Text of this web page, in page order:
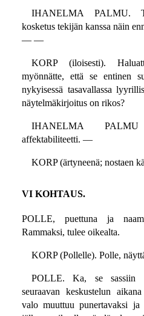
IHANELMA PALMU.
kosketus tekijän kanssa näin
— —
KORP (iloisesti).
myönnätte, että se entinen
nykyisessä tasavallassa
näytelmäkirjoitus on rikos?
IHANELMA
affektabiliteetti. —
KORP (ärtyneenä; nostaen
VI KOHTAUS.
POLLE, puettuna ja
Rammaksi, tulee oikealta.
KORP (Pollelle). Polle,
POLLE. Ka, se sassiin
seuraavan keskustelun
valo muuttuu punertavaksi ja